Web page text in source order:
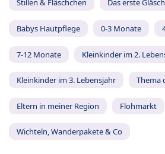
Stillen & Fläschchen Das erste
Babys Hautpflege 0-3 Monate
7-12 Monate Kleinkinder im 2.
Kleinkinder im 3. Lebensjahr Thema
Eltern in meiner Region Flohmarkt
Wichteln, Wanderpakete & Co